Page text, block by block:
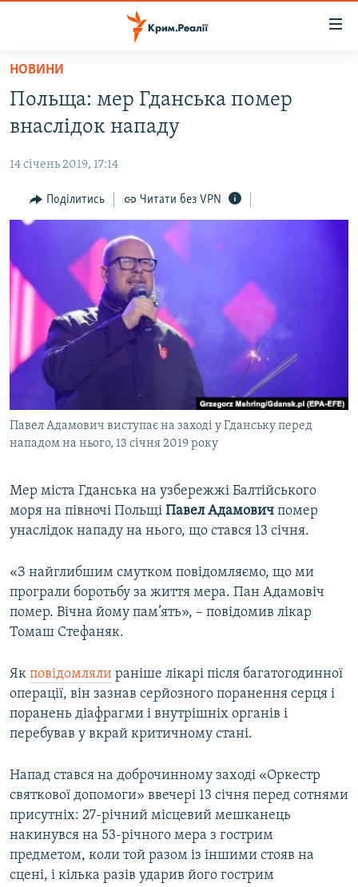
Перейти
основного
матеріалу
до
навігації
Перейти
пошуку
ВОДА.КРИМ
ПОЛІТИКА
БЛОГИ
ПОГЛЯД
ІНТЕРВ'Ю
ВСЕ ЗА ДЕНЬ
СПЕЦПРОЕКТИ
ДЕПОРТАЦІЯ
ВІДЕОУРОКИ «ELIFBE»
СВІДЧЕННЯ ОКУПАЦІЇ
УКРАЇНСЬКА ПРОБЛЕМА КРИМУ
ЯК ОБІЙТИ БЛОКУВАННЯ
Русский
Qırımtatar
Усі сайти RFE/RL
НОВИНИ
Польща: мер Гданська помер
внаслідок нападу
14 січень 2019, 17:14
Поділитись Читати без VPN
Павел Адамович виступає на заході у Гданську перед
нападом на нього, 13 січня 2019 року
Мер міста Гданська на узбережжі Балтійського
моря на півночі Польщі Павел Адамович помер
унаслідок нападу на нього, що стався 13 січня.
«З найглибшим смутком повідомляємо, що ми
програли боротьбу за життя мера. Пан Адамовіч
помер. Вічна йому пам’ять», – повідомив лікар
Томаш Стефаняк.
Як повідомляли раніше лікарі після багатогодинної
операції, він зазнав серйозного поранення серця і
поранень діафрагми і внутрішніх органів і
перебував у вкрай критичному стані.
Напад стався на доброчинному заході «Оркестр
святкової допомоги» ввечері 13 січня перед сотнями
присутніх: 27-річний місцевий мешканець
накинувся на 53-річного мера з гострим
предметом, коли той разом із іншими стояв на
сцені, і кілька разів ударив його гострим